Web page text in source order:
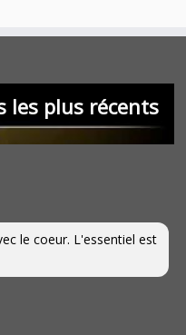
les plus récents
le coeur. L'essentiel est